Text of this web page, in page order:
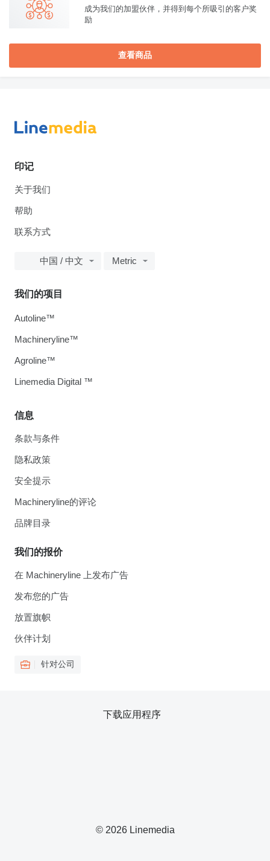
成为我们的加盟伙伴，并得到每个所吸引的客户奖
励
查看商品
印记
关于我们
帮助
联系方式
中国 / 中文 Metric
信息
条款与条件
隐私政策
安全提示
Machineryline的评论
品牌目录
我们的报价
在 Machineryline 上发布广告
发布您的广告
放置旗帜
伙伴计划
针对公司
我们的项目
Autoline™
Machineryline™
Agroline™
Linemedia Digital ™
© 2026 Linemedia
下载应用程序